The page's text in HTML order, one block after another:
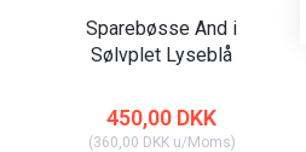
Sparebøsse And i
Sølvplet Lyseblå
450,00 DKK
(360,00 DKKu/Moms)